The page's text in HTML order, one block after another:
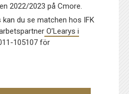
2022/2023 på Cmore.
kan du se matchen hos IFK
O’Learys i
105107 för